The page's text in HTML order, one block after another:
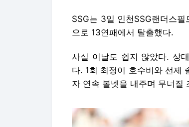
SSG는 3일 인천SSG랜더스
으로 13연패에서 탈출했다.
사실 이날도 쉽지 않았다. 상
다. 1회 최정이 호수비와 선제
자 연속 볼넷을 내주며 무너질